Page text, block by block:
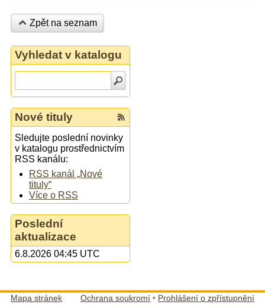
Zpět na seznam
Vyhledat v katalogu
Nové tituly
Sledujte poslední novinky
v katalogu prostřednictvím
RSS kanálu:
RSS kanál „Nové
tituly“
Více o RSS
Poslední
aktualizace
6.8.2026 04:45 UTC
Mapa stránek Ochrana soukromí • Prohlášení o zpřístupnění